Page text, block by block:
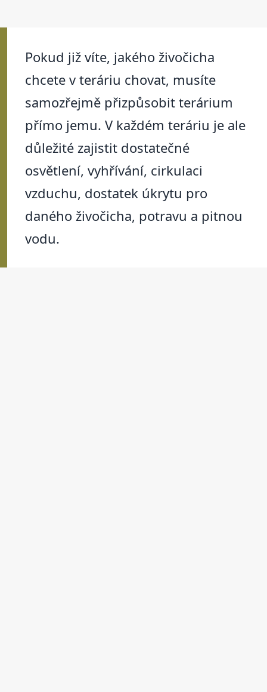
Pokud již víte, jakého živočicha
chcete v teráriu chovat, musíte
samozřejmě přizpůsobit terárium
přímo jemu. V každém teráriu je ale
důležité zajistit dostatečné
osvětlení, vyhřívání, cirkulaci
vzduchu, dostatek úkrytu pro
daného živočicha, potravu a pitnou
vodu.